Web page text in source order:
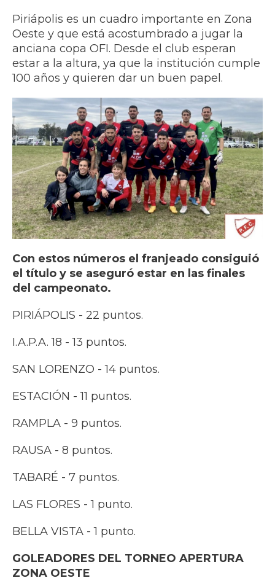
Piriápolis es un cuadro importante en Zona
Oeste y que está acostumbrado a jugar la
anciana copa OFI. Desde el club esperan
estar a la altura, ya que la institución cumple
100 años y quieren dar un buen papel.
Con estos números el franjeado consiguió
el título y se aseguró estar en las finales
del campeonato.
PIRIÁPOLIS - 22 puntos.
I.A.P.A. 18 - 13 puntos.
SAN LORENZO - 14 puntos.
ESTACIÓN - 11 puntos.
RAMPLA - 9 puntos.
RAUSA - 8 puntos.
TABARÉ - 7 puntos.
LAS FLORES - 1 punto.
BELLA VISTA - 1 punto.
GOLEADORES DEL TORNEO APERTURA
ZONA OESTE